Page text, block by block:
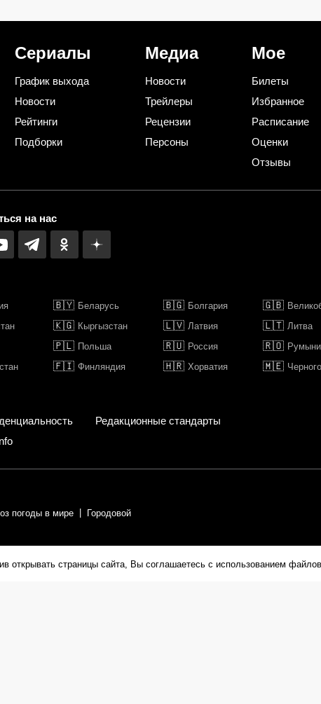
Сериалы
График выхода
Новости
Рейтинги
Подборки
Медиа
Новости
Трейлеры
Рецензии
Персоны
Мое
Билеты
Избранное
Расписание
Оценки
Отзывы
на нас
🇧🇾 Беларусь 🇧🇬 Болгария 🇬🇧
🇰🇬 Кыргызстан 🇱🇻 Латвия 🇱🇹 Литва
🇵🇱 Польша 🇷🇺 Россия 🇷🇴
🇫🇮 Финляндия 🇭🇷 Хорватия 🇲🇪
Редакционные стандарты
погоды в мире Городовой
открывать страницы сайта, Вы соглашаетесь с использованием